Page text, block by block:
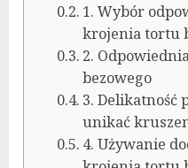
1. Wybór
krojenia tortu
2.
bezowego
3. Delikatność
unikać
4. Używanie